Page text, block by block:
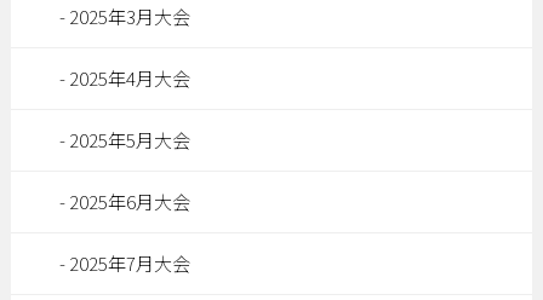
2025年3月大会
2025年4月大会
2025年5月大会
2025年6月大会
2025年7月大会